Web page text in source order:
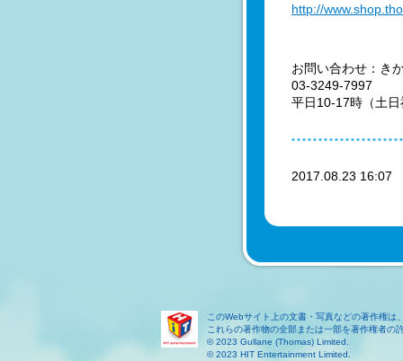
http://
お問い合わせ：き
03-3249-7997
平日10-17時（土
2017.08.23
このWebサイト上の文書・写真などの著作権
これらの著作物の全部または一部を著作権者の
© 2023 Gullane (Thomas) Limited.
© 2023 HIT Entertainment Limited.